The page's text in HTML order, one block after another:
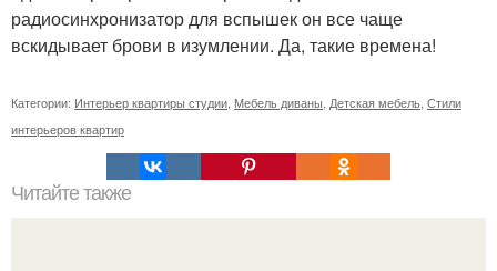
радиосинхронизатор для вспышек он все чаще
вскидывает брови в изумлении. Да, такие времена!
Категории: Интерьер квартиры студии Мебель диваны Детская мебель Стили
интерьеров квартир
Читайте также